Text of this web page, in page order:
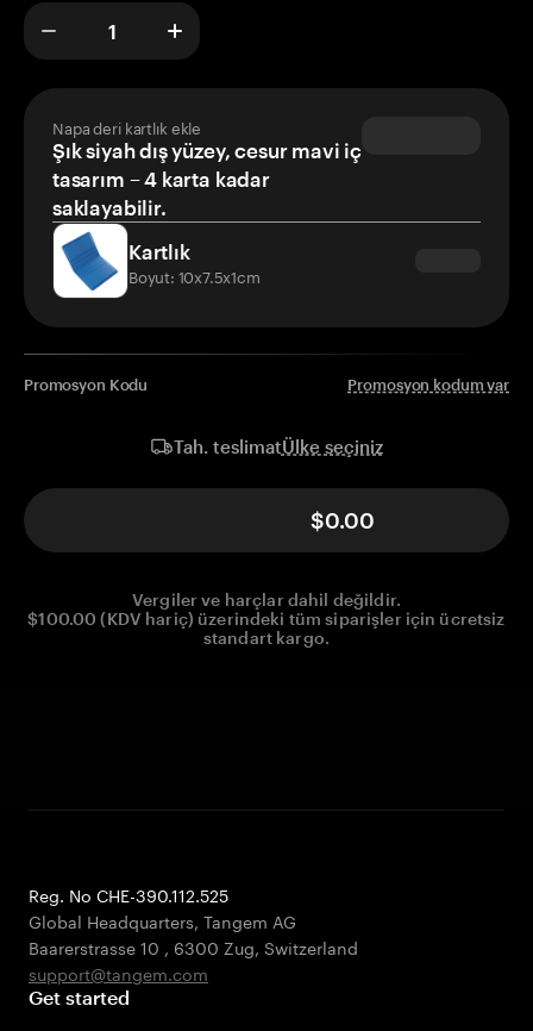
Napa deri kartlık ekle
Şık siyah dış yüzey, cesur mavi iç
tasarım – 4 karta kadar
saklayabilir.
Kartlık
Boyut: 10x7.5x1cm
Promosyon Kodu Promosyon kodum var
Tah. teslimatÜlke seçiniz
$0.00
Vergiler ve harçlar dahil değildir.
$100.00 (KDV hariç) üzerindeki tüm siparişler için ücretsiz
standart kargo.
Reg. No CHE-390.112.525
Global Headquarters, Tangem AG
Baarerstrasse 10 , 6300 Zug, Switzerland
support@tangem.com
Get started